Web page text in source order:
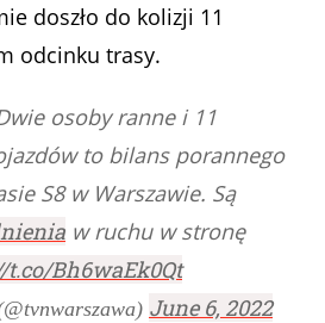
doszło do kolizji 11
odcinku trasy.
osoby ranne i 11
to bilans porannego
S8 w Warszawie. Są
w ruchu w stronę
t.co/Bh6waEk0Qt
June 6, 2022